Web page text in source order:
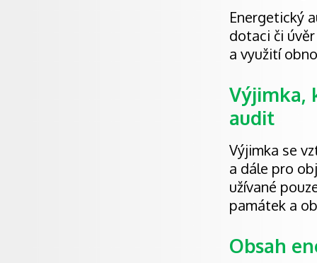
Energetický
dotaci či
a využití
Výjimka,
audit
Výjimka se
a dále pro
užívané
památek a
Obsah